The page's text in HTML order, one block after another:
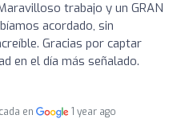
trabajo y un GRAN
acordado, sin
Gracias por captar
en el día más señalado.
en 1 year ago